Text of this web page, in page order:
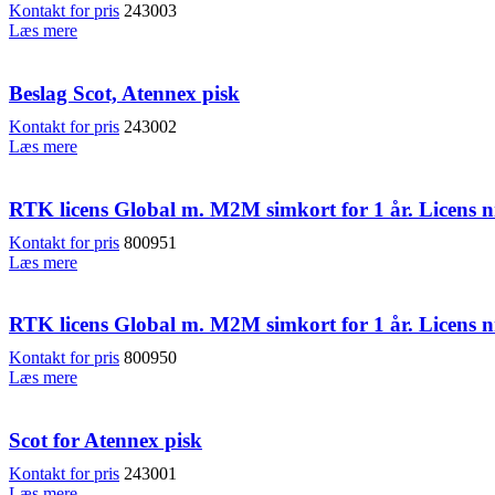
Kontakt for pris 243003
Læs mere
Beslag Scot, Atennex pisk
Kontakt for pris 243002
Læs mere
RTK licens Global m. M2M simkort for 1 år. Licens
Kontakt for pris 800951
Læs mere
RTK licens Global m. M2M simkort for 1 år. Licens
Kontakt for pris 800950
Læs mere
Scot for Atennex pisk
Kontakt for pris 243001